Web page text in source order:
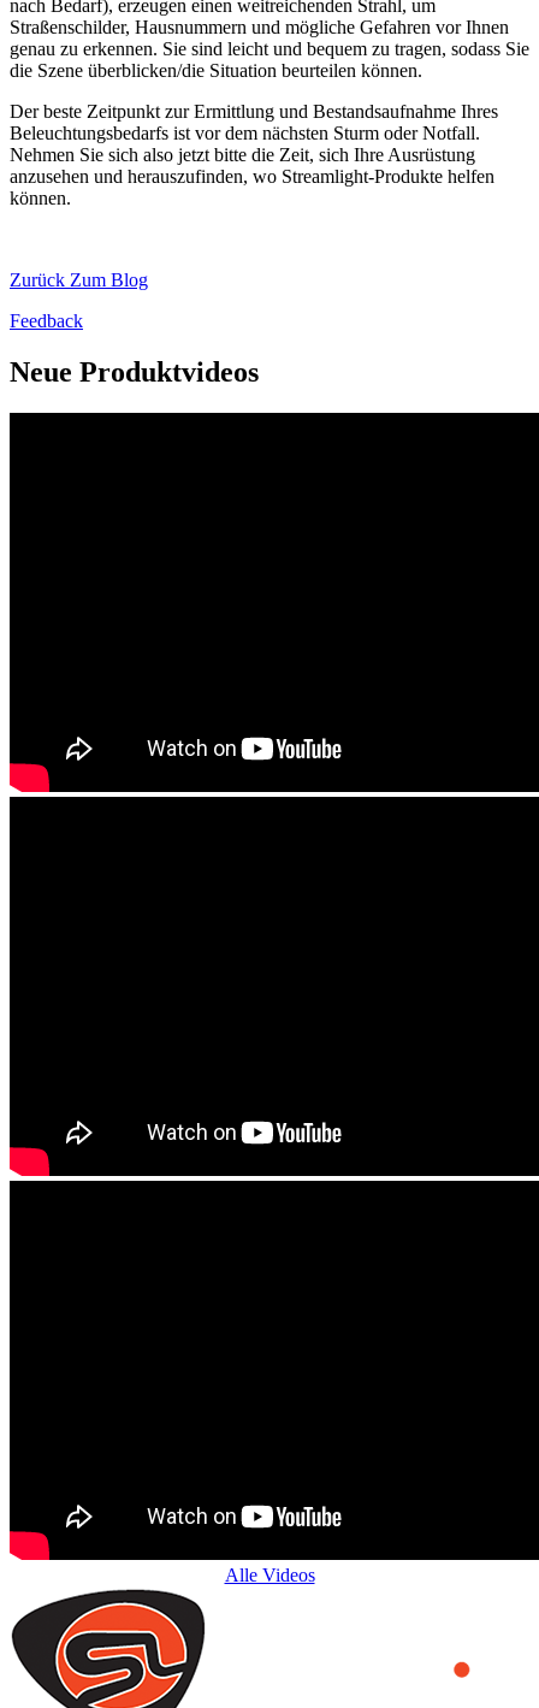
nach Bedarf), erzeugen einen weitreichenden Strahl, um
Straßenschilder, Hausnummern und mögliche Gefahren vor Ihnen
genau zu erkennen. Sie sind leicht und bequem zu tragen, sodass Sie
die Szene überblicken/die Situation beurteilen können.
Der beste Zeitpunkt zur Ermittlung und Bestandsaufnahme Ihres
Beleuchtungsbedarfs ist vor dem nächsten Sturm oder Notfall.
Nehmen Sie sich also jetzt bitte die Zeit, sich Ihre Ausrüstung
anzusehen und herauszufinden, wo Streamlight-Produkte helfen
können.
Zurück Zum Blog
Feedback
Neue Produktvideos
Alle Videos